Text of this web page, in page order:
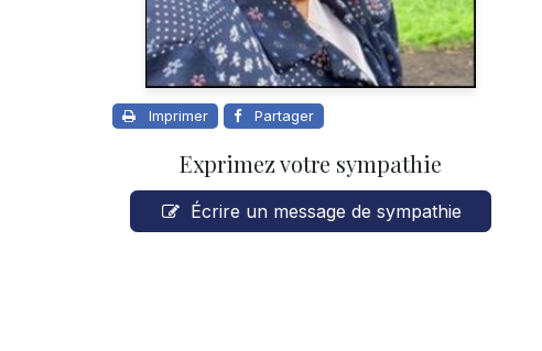
Imprimer Partager
Exprimez votre sympathie
Écrire un message de sympathie